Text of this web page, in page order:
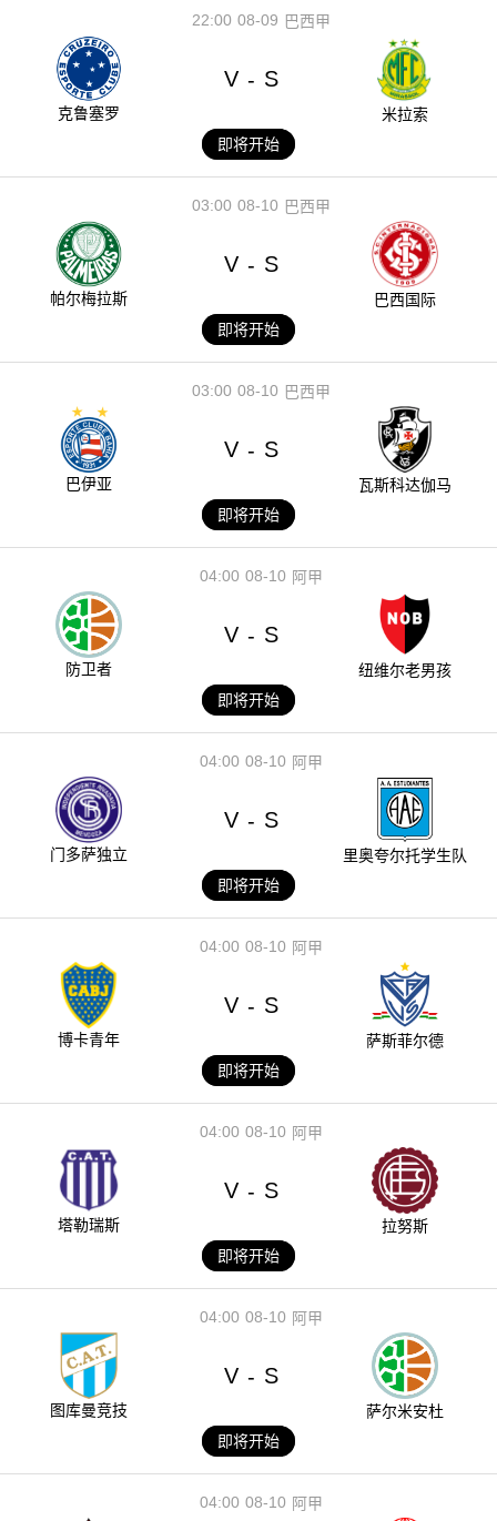
08-09
22:00 巴西甲
克鲁塞罗
V - S
米拉索
即将开始
08-10
03:00 巴西甲
帕尔梅拉斯
V - S
巴西国际
即将开始
08-10
03:00 巴西甲
巴伊亚
V - S
瓦斯科达伽马
即将开始
08-10
04:00 阿甲
防卫者
V - S
纽维尔老男孩
即将开始
08-10
04:00 阿甲
门多萨独立
V - S
里奥夸尔托学生队
即将开始
08-10
04:00 阿甲
博卡青年
V - S
萨斯菲尔德
即将开始
08-10
04:00 阿甲
塔勒瑞斯
V - S
拉努斯
即将开始
08-10
04:00 阿甲
图库曼竞技
V - S
萨尔米安杜
即将开始
08-10
04:00 阿甲